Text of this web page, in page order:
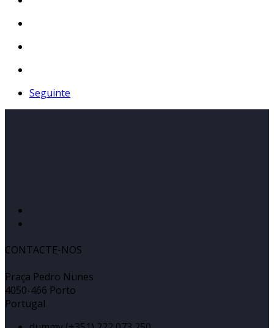
Seguinte
CONTACTE-NOS
Praça Pedro Nunes
4050-466 Porto
Portugal